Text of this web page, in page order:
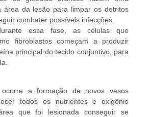
área da lesão para limpar os detritos
combater possíveis infecções.
essa fase, as células que
fibroblastos começam a produzir
principal do tecido conjuntivo, para
a formação de novos vasos
todos os nutrientes e oxigênio
que foi lesionada conseguir se